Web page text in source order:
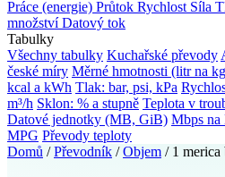
Práce (energie) Průtok Rychlost Síla
množstvíDatový tok
Tabulky
Všechny tabulky Kuchařské převody
české míry Měrné hmotnosti (litr na
kcal a kWh Tlak: bar, psi, kPa
m³/h Sklon: % a stupně Teplota v
Datové jednotky (MB, GiB) Mbps na
MPG Převody teploty
Domů / Převodník / Objem / 1 merica